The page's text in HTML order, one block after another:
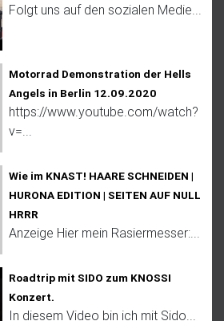
Folgt uns auf den sozialen Medie...
Motorrad Demonstration der Hells
Angels in Berlin 12.09.2020
https://www.youtube.com/watch?
v=...
Wie im KNAST! HAARE SCHNEIDEN |
HURONA EDITION | SEITEN AUF NULL
HRRR
Anzeige Hier mein Rasiermesser:...
Roadtrip mit SIDO zum KNOSSI
Konzert.
In diesem Video bin ich mit Sido...